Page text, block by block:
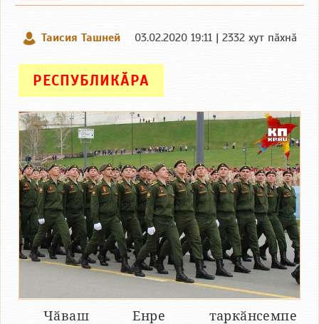
Таисия Ташней 03.02.2020 19:11 | 2332 хут пӑхнӑ
РЕСПУБЛИКӐРА
Чӑваш Енре таркӑнсемпе